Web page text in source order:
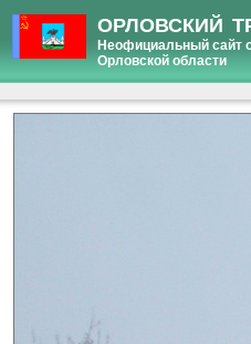
ОРЛОВСКИЙ
Неофициальный сайт
Орловской области